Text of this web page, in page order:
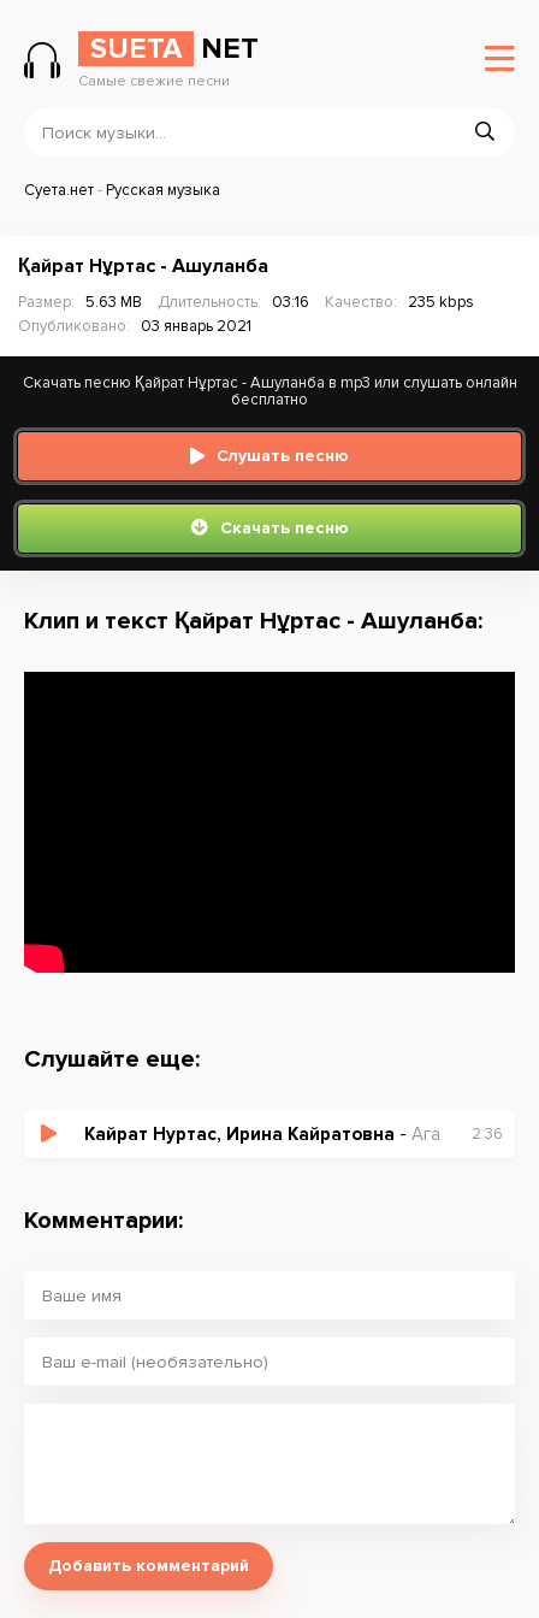
SUETA NET
Самые свежие песни
Суета.нет-Русская музыка
Қайрат Нұртас - Ашуланба
Размер: 5.63 MB Длительность: 03:16 Качество:
235 kbps
Опубликовано:
03 январь 2021
Скачать песню Қайрат Нұртас - Ашуланба в mp3 или слушать онлайн
бесплатно
Слушать песню
Скачать песню
Клип и текст Қайрат Нұртас - Ашуланба:
Слушайте еще:
Кайрат Нуртас, Ирина Кайратовна - Ага 2:36
Комментарии:
Добавить комментарий